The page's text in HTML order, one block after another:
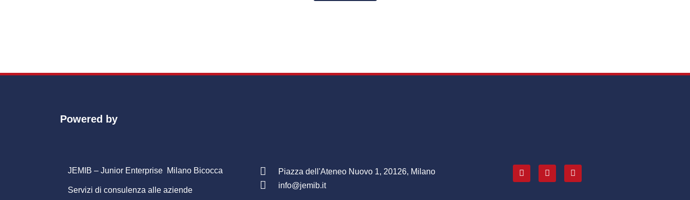
Powered by
JEMIB – Junior Enterprise Milano Bicocca
Servizi di consulenza alle aziende
Piazza dell'Ateneo Nuovo 1, 20126, Milano
info@jemib.it